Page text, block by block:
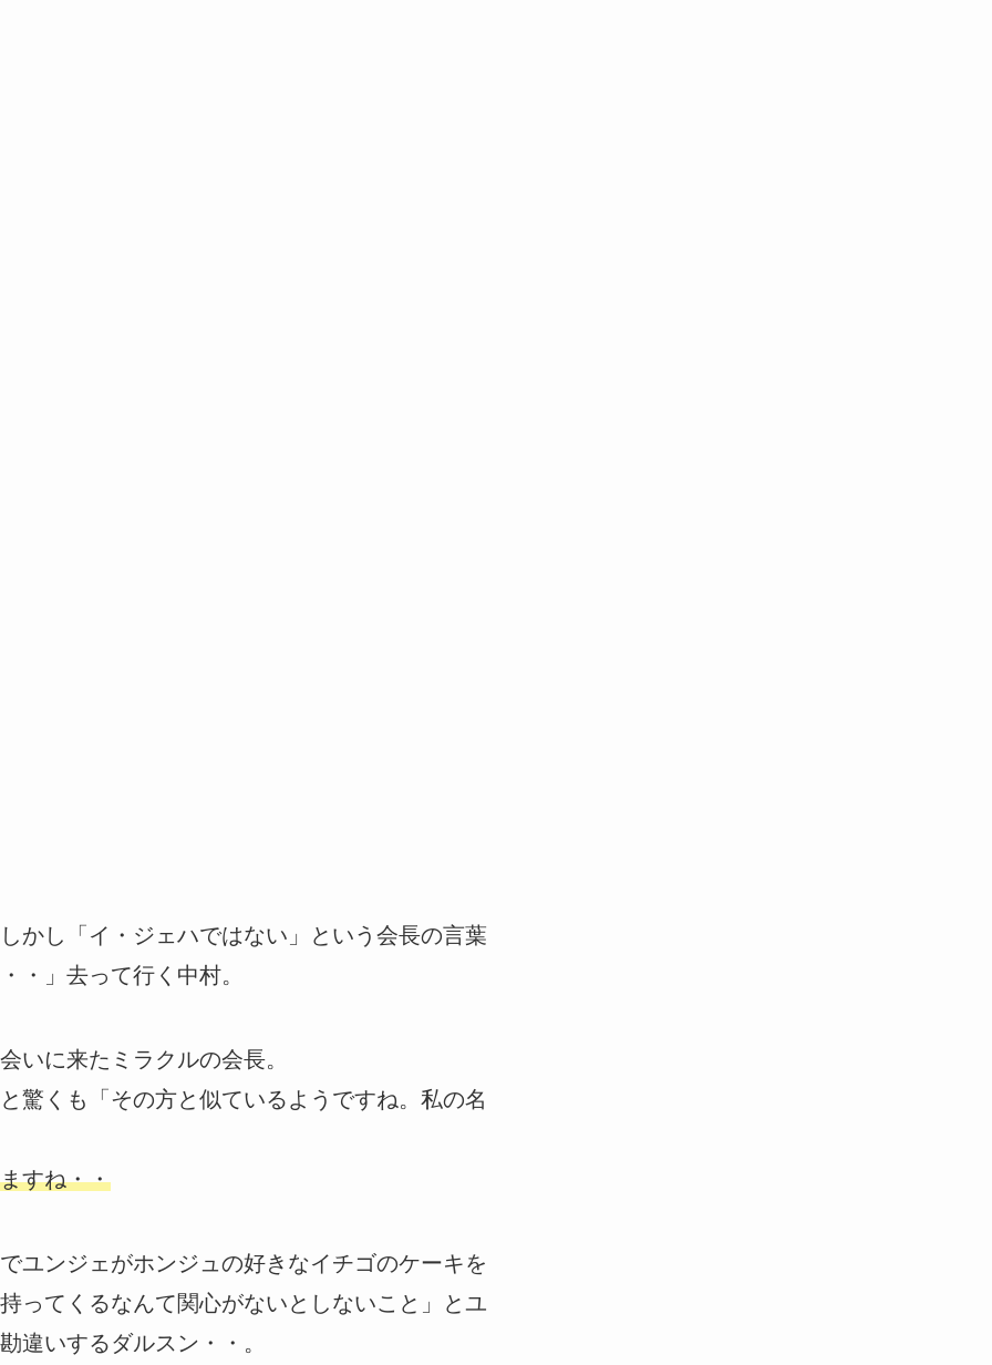
かし「イ・ジェハではない」という会長の言葉
・」去って行く中村。
いに来たミラクルの会長。
驚くも「その方と似ているようですね。私の名
すね・・
ユンジェがホンジュの好きなイチゴのケーキを
ってくるなんて関心がないとしないこと」とユ
違いするダルスン・・。